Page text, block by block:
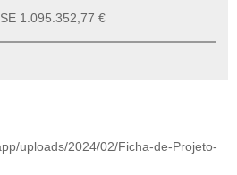
1.095.352,77 €
uploads/2024/02/Ficha-de-Projeto-